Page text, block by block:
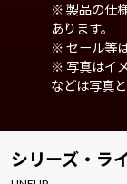
※ 製品の仕
あります。
※ セール等
※ 写真はイ
などは写真
シリーズ・ラ